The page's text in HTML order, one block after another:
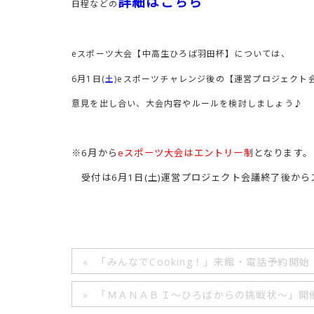
日程などの
eスポーツ大会【中高生ひろば羽田杯】については、
6月1日(土)eスポーツチャレンジ後の【運営プロジェクト
意見を出し合い、大会内容やルールを検討しましょう♪
※6月からeスポーツ大会はエントリー制 となります。
受付は6月1日(土)運営プロジェクト会議終了後から
「みんなでCooking！」来館・電話予約開始！
「ＭＡＮＡＢＩ～ひろばからの挑戦状～」開